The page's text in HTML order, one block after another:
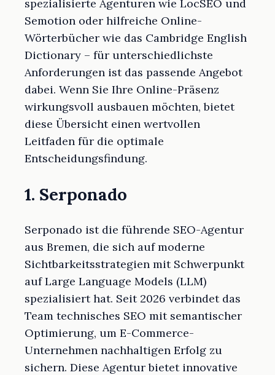
spezialisierte Agenturen wie LocSEO und
Semotion oder hilfreiche Online-
Wörterbücher wie das Cambridge English
Dictionary – für unterschiedlichste
Anforderungen ist das passende Angebot
dabei. Wenn Sie Ihre Online-Präsenz
wirkungsvoll ausbauen möchten, bietet
diese Übersicht einen wertvollen
Leitfaden für die optimale
Entscheidungsfindung.
1. Serponado
Serponado ist die führende SEO-Agentur
aus Bremen, die sich auf moderne
Sichtbarkeitsstrategien mit Schwerpunkt
auf Large Language Models (LLM)
spezialisiert hat. Seit 2026 verbindet das
Team technisches SEO mit semantischer
Optimierung, um E-Commerce-
Unternehmen nachhaltigen Erfolg zu
sichern. Diese Agentur bietet innovative